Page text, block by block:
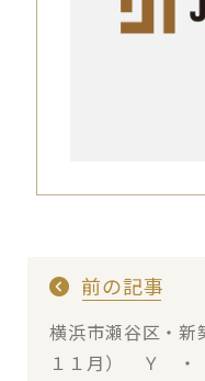
前の記事
横浜市瀬谷区・新
１１月） Ｙ